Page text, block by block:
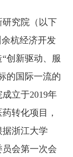
究院（以下
杭经济开发
创新驱动、服
的国际一流的
立于2019年
转化项目，
浙江大学
员会第一次会